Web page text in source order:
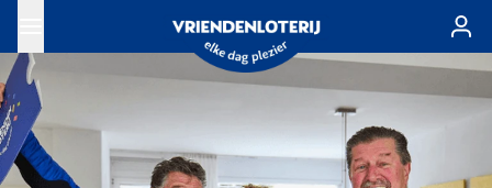
Ga naar de hoofdinhoud